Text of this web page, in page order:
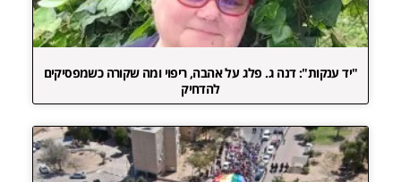
"יד ענקות": דנה ג. פלג על אהבה, ריפוי ומה שקורה כשמפסיקים
להדחיק